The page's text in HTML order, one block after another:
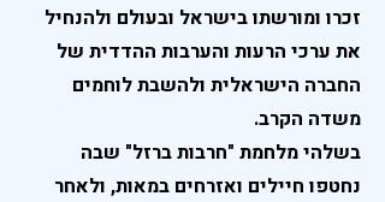
זכרו ומורשתו בישראל ובעולם ולהנחיל
את ערכי הרעות והערבות ההדדית של
החברה הישראלית ולהשבת לוחמים
משדה הקרב.
בשלהי מלחמת "חרבות ברזל" שבה
נחטפו חיילים ואזרחים במאות, ולאחר